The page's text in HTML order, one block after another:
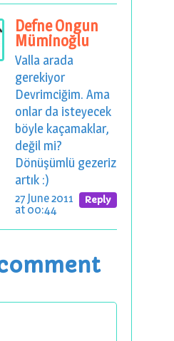
Defne Ongun
Müminoğlu
Valla arada
gerekiyor
Devrimciğim. Ama
onlar da isteyecek
böyle kaçamaklar,
değil mi?
Dönüşümlü gezeriz
artık :)
Reply
27 June 2011
at 00:44